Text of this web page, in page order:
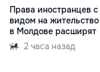
Права иностранцев с
видом на жительство
в Молдове расширят
2 часа назад